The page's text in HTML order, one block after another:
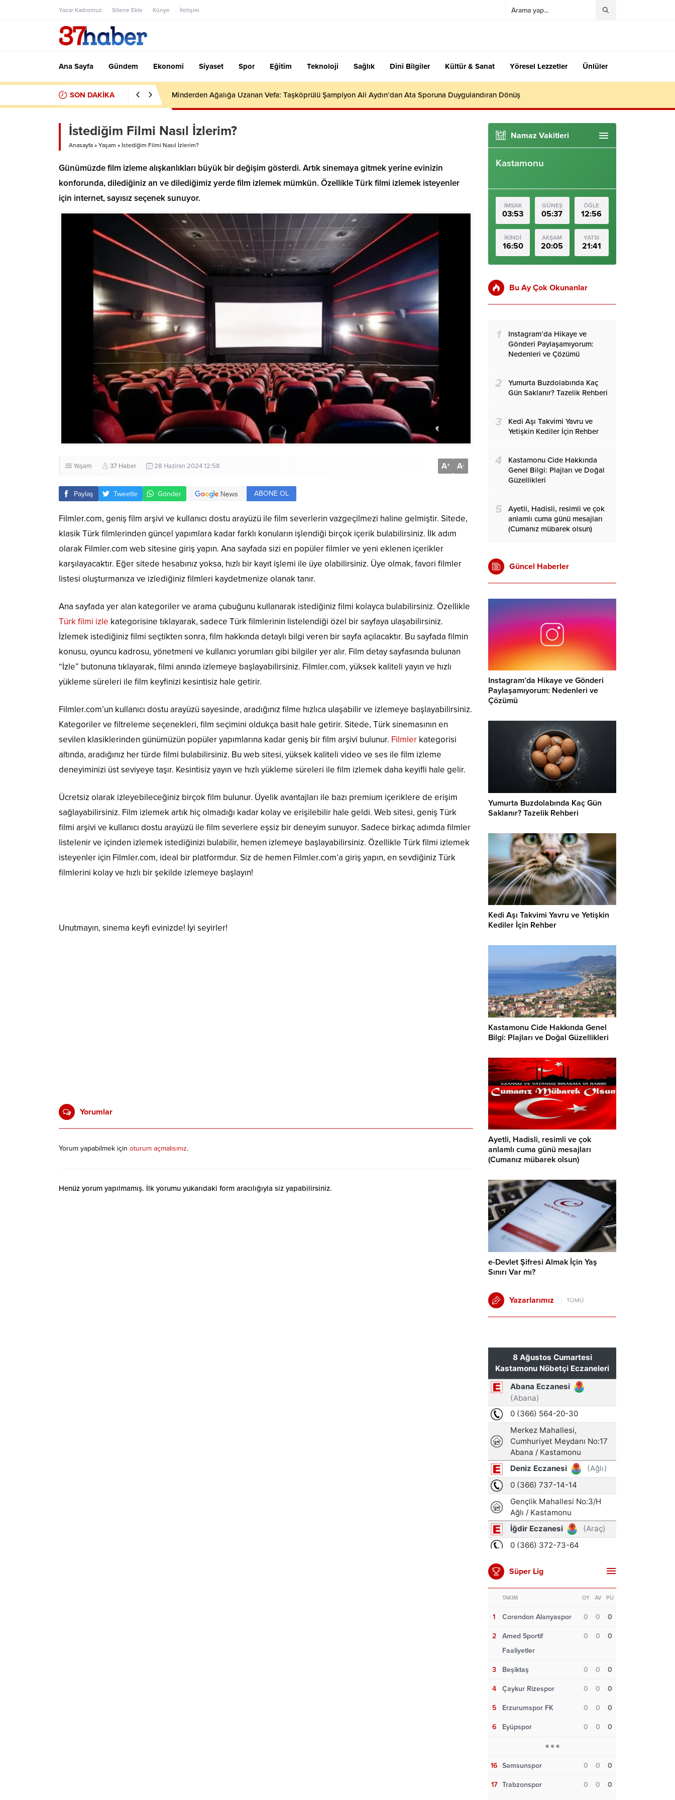
Yazar Kadromuz Sitene Ekle Künye İletişim
Ana Sayfa Gündem Ekonomi Siyaset Spor Eğitim Teknoloji Sağlık Dini Bilgiler Kültür & Sanat Yöresel Lezzetler Ünlüler
SON DAKİKA Minderden Ağalığa Uzanan Vefa: Taşköprülü Şampiyon Ali Aydın’dan Ata Sporuna Duygulandıran Dönüş
İstediğim Filmi Nasıl İzlerim?
Anasayfa » Yaşam » İstediğim Filmi Nasıl İzlerim?
Günümüzde film izleme alışkanlıkları büyük bir değişim gösterdi. Artık sinemaya gitmek yerine evinizin
konforunda, dilediğiniz an ve dilediğimiz yerde film izlemek mümkün. Özellikle Türk filmi izlemek isteyenler
için internet, sayısız seçenek sunuyor.
Yaşam 37 Haber 28 Haziran 2024 12:58 A+ A-
Paylaş Tweetle Gönder ABONE OL
Filmler.com, geniş film arşivi ve kullanıcı dostu arayüzü ile film severlerin vazgeçilmezi haline gelmiştir. Sitede,
klasik Türk filmlerinden güncel yapımlara kadar farklı konuların işlendiği birçok içerik bulabilirsiniz. İlk adım
olarak Filmler.com web sitesine giriş yapın. Ana sayfada sizi en popüler filmler ve yeni eklenen içerikler
karşılayacaktır. Eğer sitede hesabınız yoksa, hızlı bir kayıt işlemi ile üye olabilirsiniz. Üye olmak, favori filmler
listesi oluşturmanıza ve izlediğiniz filmleri kaydetmenize olanak tanır.
Ana sayfada yer alan kategoriler ve arama çubuğunu kullanarak istediğiniz filmi kolayca bulabilirsiniz. Özellikle
Türk filmi izle kategorisine tıklayarak, sadece Türk filmlerinin listelendiği özel bir sayfaya ulaşabilirsiniz.
İzlemek istediğiniz filmi seçtikten sonra, film hakkında detaylı bilgi veren bir sayfa açılacaktır. Bu sayfada filmin
konusu, oyuncu kadrosu, yönetmeni ve kullanıcı yorumları gibi bilgiler yer alır. Film detay sayfasında bulunan
“İzle” butonuna tıklayarak, filmi anında izlemeye başlayabilirsiniz. Filmler.com, yüksek kaliteli yayın ve hızlı
yükleme süreleri ile film keyfinizi kesintisiz hale getirir.
Filmler.com’un kullanıcı dostu arayüzü sayesinde, aradığınız filme hızlıca ulaşabilir ve izlemeye başlayabilirsiniz.
Kategoriler ve filtreleme seçenekleri, film seçimini oldukça basit hale getirir. Sitede, Türk sinemasının en
sevilen klasiklerinden günümüzün popüler yapımlarına kadar geniş bir film arşivi bulunur. Filmler kategorisi
altında, aradığınız her türde filmi bulabilirsiniz. Bu web sitesi, yüksek kaliteli video ve ses ile film izleme
deneyiminizi üst seviyeye taşır. Kesintisiz yayın ve hızlı yükleme süreleri ile film izlemek daha keyifli hale gelir.
Ücretsiz olarak izleyebileceğiniz birçok film bulunur. Üyelik avantajları ile bazı premium içeriklere de erişim
sağlayabilirsiniz. Film izlemek artık hiç olmadığı kadar kolay ve erişilebilir hale geldi. Web sitesi, geniş Türk
filmi arşivi ve kullanıcı dostu arayüzü ile film severlere eşsiz bir deneyim sunuyor. Sadece birkaç adımda filmler
listelenir ve içinden izlemek istediğinizi bulabilir, hemen izlemeye başlayabilirsiniz. Özellikle Türk filmi izlemek
isteyenler için Filmler.com, ideal bir platformdur. Siz de hemen Filmler.com’a giriş yapın, en sevdiğiniz Türk
filmlerini kolay ve hızlı bir şekilde izlemeye başlayın!
Unutmayın, sinema keyfi evinizde! İyi seyirler!
Yorumlar
Yorum yapabilmek için oturum açmalısınız.
Henüz yorum yapılmamış. İlk yorumu yukarıdaki form aracılığıyla siz yapabilirsiniz.
Namaz Vakitleri
Kastamonu
İMSAK
03:53
GÜNEŞ
05:37
ÖĞLE
12:56
İKİNDİ
16:50
AKŞAM
20:05
YATSI
21:41
Bu Ay Çok Okunanlar
1
Instagram’da Hikaye ve
Gönderi Paylaşamıyorum:
Nedenleri ve Çözümü
2
Yumurta Buzdolabında Kaç
Gün Saklanır? Tazelik Rehberi
3
Kedi Aşı Takvimi Yavru ve
Yetişkin Kediler İçin Rehber
4
Kastamonu Cide Hakkında
Genel Bilgi: Plajları ve Doğal
Güzellikleri
5
Ayetli, Hadisli, resimli ve çok
anlamlı cuma günü mesajları
(Cumanız mübarek olsun)
Güncel Haberler
Instagram’da Hikaye ve Gönderi
Paylaşamıyorum: Nedenleri ve
Çözümü
Yumurta Buzdolabında Kaç Gün
Saklanır? Tazelik Rehberi
Kedi Aşı Takvimi Yavru ve Yetişkin
Kediler İçin Rehber
Kastamonu Cide Hakkında Genel
Bilgi: Plajları ve Doğal Güzellikleri
Ayetli, Hadisli, resimli ve çok
anlamlı cuma günü mesajları
(Cumanız mübarek olsun)
e-Devlet Şifresi Almak İçin Yaş
Sınırı Var mı?
Yazarlarımız TÜMÜ
Süper Lig
TAKIM OY AV PU
1 Corendon Alanyaspor 0 0 0
2
Amed Sportif
Faaliyetler
0 0 0
3 Beşiktaş 0 0 0
4 Çaykur Rizespor 0 0 0
5 Erzurumspor FK 0 0 0
6 Eyüpspor 0 0 0
16 Samsunspor 0 0 0
17 Trabzonspor 0 0 0